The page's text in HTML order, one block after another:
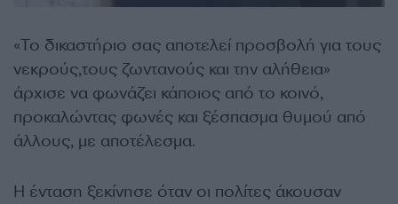
«Το δικαστήριο σας αποτελεί προσβολή για τους
νεκρούς,τους ζωντανούς και την αλήθεια»
άρχισε να φωνάζει κάποιος από το κοινό,
προκαλώντας φωνές και ξέσπασμα θυμού από
άλλους, με αποτέλεσμα.
Η ένταση ξεκίνησε όταν οι πολίτες άκουσαν